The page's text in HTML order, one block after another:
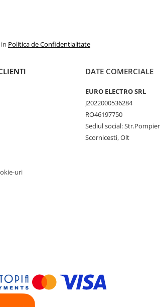
Politica de Confidentialitate
uri
DATE COMERCIALE
EURO ELECTRO SRL
J2022000536284
RO46197750
Sediul social:
Scornicesti, Olt